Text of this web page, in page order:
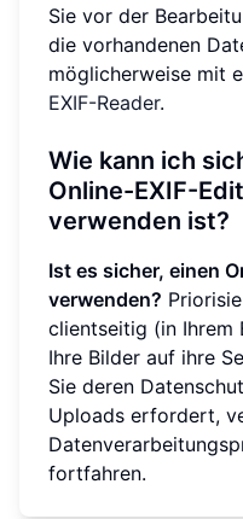
Sie vor der
die vorhandenen
möglicherweise mit
EXIF-Reader.
Wie kann ich
Online-EXIF-
verwenden ist?
Ist es sicher, einen
verwenden?
clientseitig (in Ihrem
Ihre Bilder auf ihre
Sie deren
Uploads erfordert,
fortfahren.